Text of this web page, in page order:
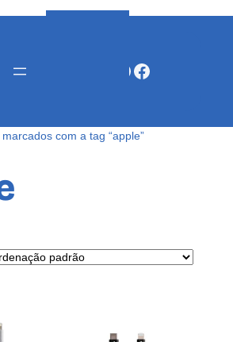
Facebook
com a tag “apple”